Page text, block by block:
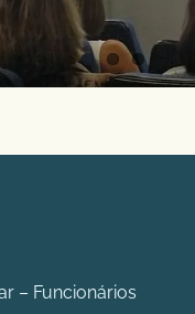
– Funcionários